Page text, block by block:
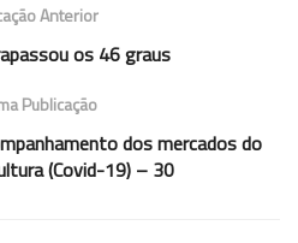
Anterior
os 46 graus
Publicação
dos mercados do
(Covid-19) – 30